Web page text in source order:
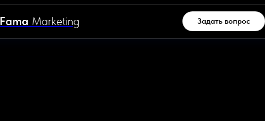
Fama Marketing Задать вопрос